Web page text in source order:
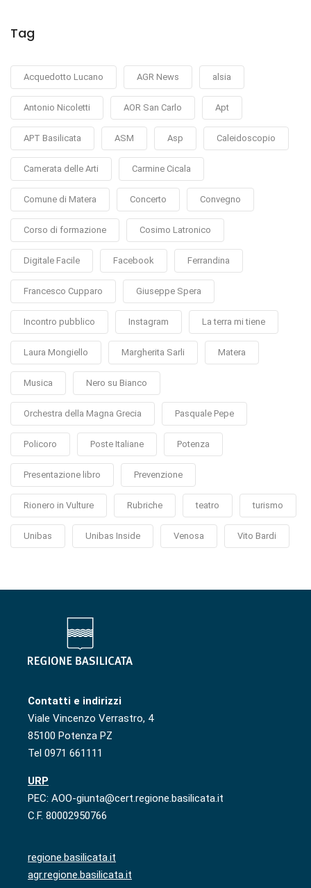
Tag
Acquedotto Lucano AGR News alsia
Antonio Nicoletti AOR San Carlo Apt
APT Basilicata ASM Asp Caleidoscopio
Camerata delle Arti Carmine Cicala
Comune di Matera Concerto Convegno
Corso di formazione Cosimo Latronico
Digitale Facile Facebook Ferrandina
Francesco Cupparo Giuseppe Spera
Incontro pubblico Instagram La terra mi tiene
Laura Mongiello Margherita Sarli Matera
Musica Nero su Bianco
Orchestra della Magna Grecia Pasquale Pepe
Policoro Poste Italiane Potenza
Presentazione libro Prevenzione
Rionero in Vulture Rubriche teatro turismo
Unibas Unibas Inside Venosa Vito Bardi
Contatti e indirizzi
Viale Vincenzo Verrastro, 4
85100 Potenza PZ
Tel 0971 661111
URP
PEC: AOO-giunta@cert.regione.basilicata.it
C.F. 80002950766
regione.basilicata.it
agr.regione.basilicata.it